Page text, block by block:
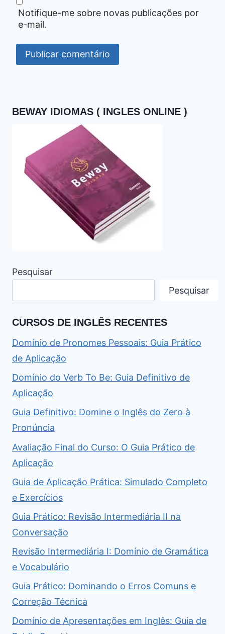
Notifique-me sobre novas publicações por
e-mail.
BEWAY IDIOMAS ( INGLES ONLINE )
Pesquisar
Pesquisar
CURSOS DE INGLÊS RECENTES
Domínio de Pronomes Pessoais: Guia Prático
de Aplicação
Domínio do Verb To Be: Guia Definitivo de
Aplicação
Guia Definitivo: Domine o Inglês do Zero à
Pronúncia
Avaliação Final do Curso: O Guia Prático de
Aplicação
Guia de Aplicação Prática: Simulado Completo
e Exercícios
Guia Prático: Revisão Intermediária II na
Conversação
Revisão Intermediária I: Domínio de Gramática
e Vocabulário
Guia Prático: Dominando o Erros Comuns e
Correção Técnica
Domínio de Apresentações em Inglês: Guia de